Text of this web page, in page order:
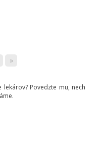
»
Povedzte mu, nech